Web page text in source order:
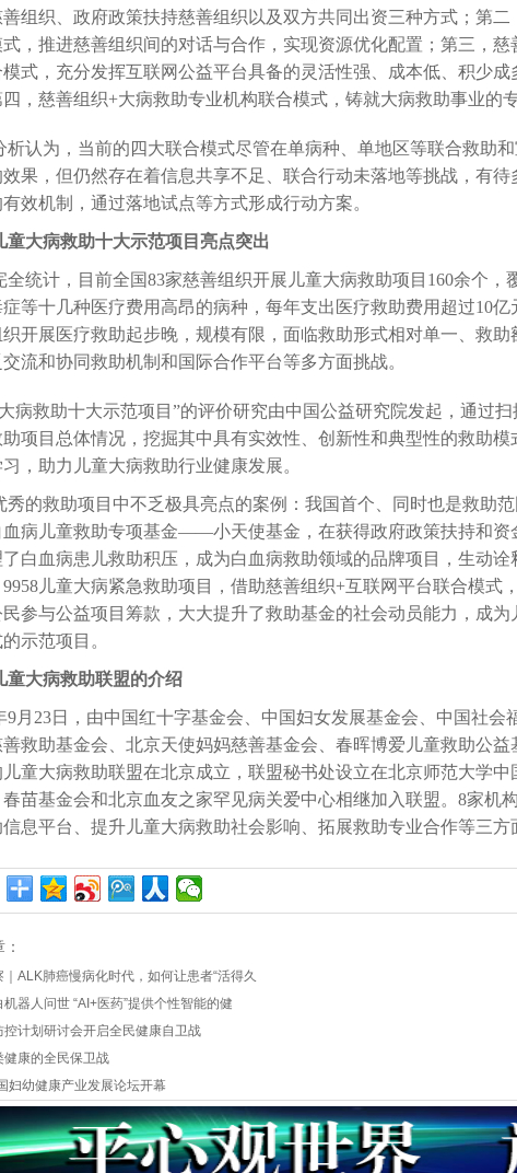
组织、政府政策扶持慈善组织以及双方共同出资三种方式；第二
，推进慈善组织间的对话与合作，实现资源优化配置 ；第三，慈
式，充分发挥互联网公益平台具备的灵活性强、成本低、积少成
，慈善组织+大病救助专业机构联合模式，铸就大病救助事业的专
析认为，当前的四大联合模式尽管在单病种、单地区等联合救助
果，但仍然存在着信息共享不足、联合行动未落地等挑战，有待
效机制，通过落地试点等方式形成行动方案。
童大病救助十大示范项目亮点突出
全统计，目前全国83家慈善组织开展儿童大病救助项目160余个，
等十几种医疗费用高昂的病种，每年支出医疗救助费用超过10亿
开展医疗救助起步晚，规模有限，面临救助形式相对单一、救助
流和协同救助机制和国际合作平台等多方面挑战。
病救助十大示范项目”的评价研究由中国公益研究院发起，通过
项目总体情况，挖掘其中具有实效性、创新性和典型性的救助模
，助力儿童大病救助行业健康发展。
秀的救助项目中不乏极具亮点的案例：我国首个、同时也是救助
病儿童救助专项基金——小天使基金，在获得政府政策扶持和资
白血病患儿救助积压，成为白血病救助领域的品牌项目，生动诠
儿童大病紧急救助项目，借助慈善组织+互联网平台联合模式
参与公益项目筹款，大大提升了救助基金的社会动员能力，成为
示范项目。
童大病救助联盟的介绍
9月23日，由中国红十字基金会、中国妇女发展基金会、中国社会
救助基金会、北京天使妈妈慈善基金会、春晖博爱儿童救助公益
童大病救助联盟在北京成立，联盟秘书处设立在北京师范大学中
春苗基金会和北京血友之家罕见病关爱中心相继加入联盟。8家机
信息平台、提升儿童大病救助社会影响、拓展救助专业合作等三方
｜ALK肺癌慢病化时代，如何让患者“活得久
机器人问世 “AI+医药”提供个性智能的健
控计划研讨会开启全民健康自卫战
健康的全民保卫战
妇幼健康产业发展论坛开幕